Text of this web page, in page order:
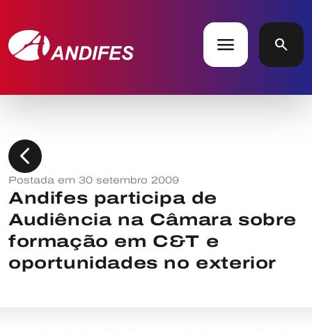
menu search
chevron_left
Postada em 30 setembro 2009
Andifes participa de
Audiência na Câmara sobre
formação em C&T e
oportunidades no exterior